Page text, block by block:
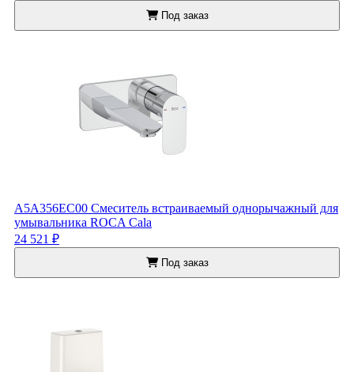
Под заказ
A5A356EC00 Смеситель встраиваемый однорычажный для
умывальника ROCA Cala
24 521 ₽
Под заказ